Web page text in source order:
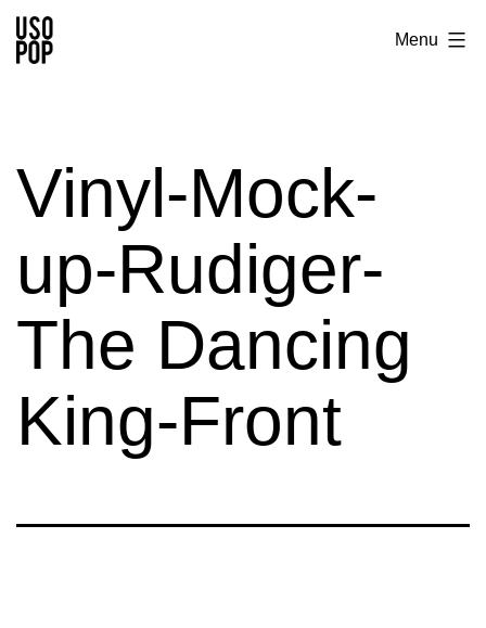
Aller
au
Usopop
Label
Menu
Vinyl-Mock-
up-Rudiger-
The Dancing
King-Front